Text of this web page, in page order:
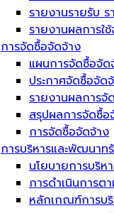
รายงานรายรับ
รายงานผลการใ
การจัดซื้อจัดจ้าง
แผนการจัดซื้อจั
ประกาศจัดซื้อจัด
รายงานผลการจั
สรุปผลการจัดซื้
การจัดซื้อจัดจ้าง
การบริหารและพัฒนา
นโยบายการบริห
การดำเนินการต
หลักเกณฑ์การบ